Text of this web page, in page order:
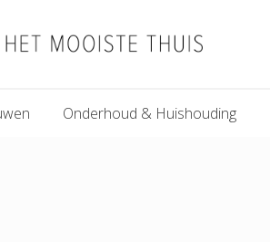
Onderhoud & Huishouding